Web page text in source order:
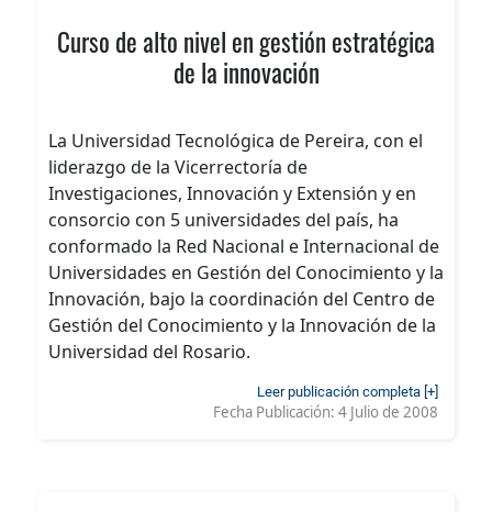
Curso de alto nivel en gestión estratégica
de la innovación
La Universidad Tecnológica de Pereira, con el
liderazgo de la Vicerrectoría de
Investigaciones, Innovación y Extensión y en
consorcio con 5 universidades del país, ha
conformado la Red Nacional e Internacional de
Universidades en Gestión del Conocimiento y la
Innovación, bajo la coordinación del Centro de
Gestión del Conocimiento y la Innovación de la
Universidad del Rosario.
Leer publicación completa [+]
Fecha Publicación: 4 Julio de 2008